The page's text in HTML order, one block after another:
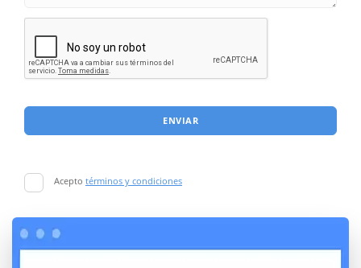
ENVIAR
Acepto términos y condiciones